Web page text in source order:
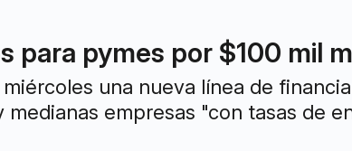
para pymes por $100 mil
una nueva línea de
empresas "con tasas de